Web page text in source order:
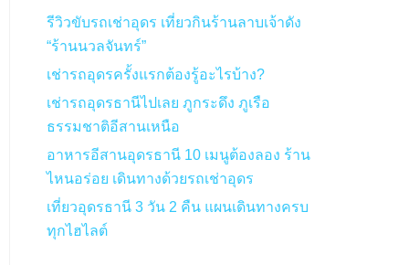
รีวิวขับรถเช่าอุดร เที่ยวกินร้านลาบเจ้าดัง
“ร้านนวลจันทร์”
เช่ารถอุดรครั้งแรกต้องรู้อะไรบ้าง?
เช่ารถอุดรธานีไปเลย ภูกระดึง ภูเรือ
ธรรมชาติอีสานเหนือ
อาหารอีสานอุดรธานี 10 เมนูต้องลอง ร้าน
ไหนอร่อย เดินทางด้วยรถเช่าอุดร
เที่ยวอุดรธานี 3 วัน 2 คืน แผนเดินทางครบ
ทุกไฮไลต์